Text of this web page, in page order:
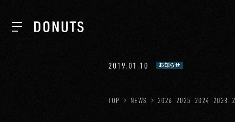
2019.01.10 お知らせ
TOP NEWS 2026 2025 2024 2023